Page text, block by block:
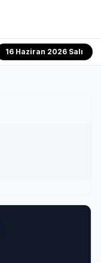
16 Haziran 2026 Salı